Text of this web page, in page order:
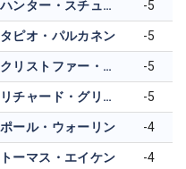
ハンター・スチュワート -5
タピオ・パルカネン -5
クリストファー・ブロムストランド -5
リチャード・グリーン -5
ポール・ウォーリン -4
トーマス・エイケン -4